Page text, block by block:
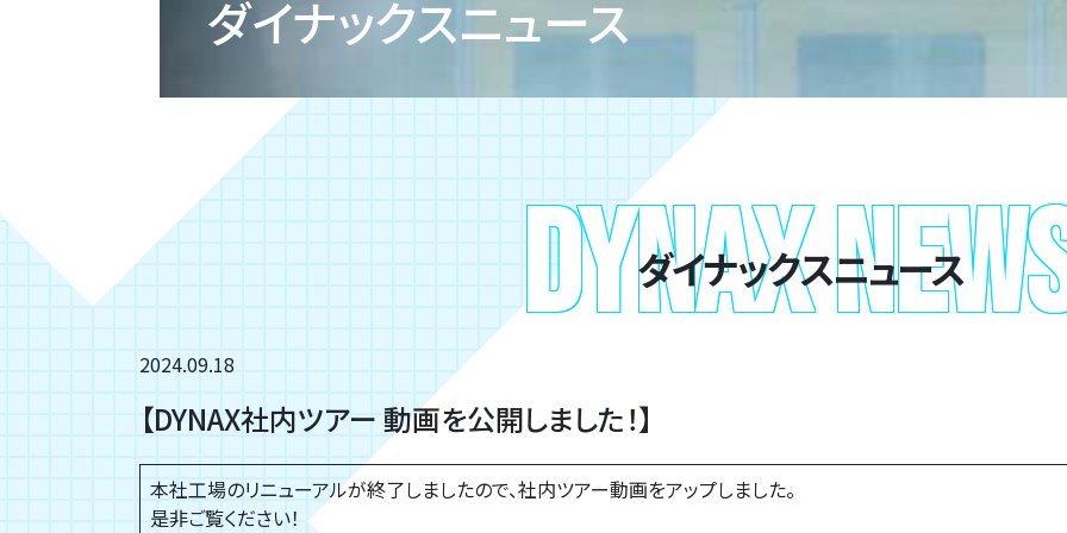
ダイナックスニュース
ダイナックスニュース
DYNAX
2024.09.18
【DYNAX社内ツアー 動画を公開しました！】
本社工場のリニューアルが終了しましたので、社内ツアー動画をアップしました。
是非ご覧ください！